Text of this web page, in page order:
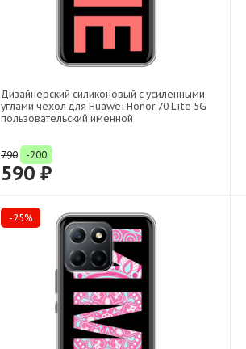
Дизайнерский силиконовый с усиленными
углами чехол для Huawei Honor 70 Lite 5G
пользовательский именной
790 -200
590 ₽
-25%